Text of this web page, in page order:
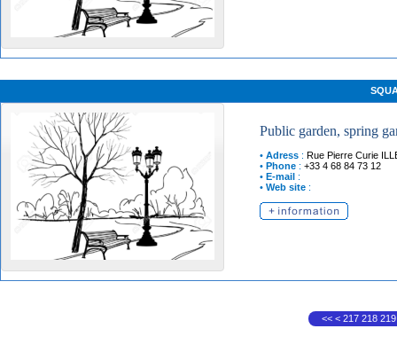
Public garden, spring
• Adress : Rue Pierre Curie
• Phone : +33 4 68 84 73 12
• E-mail :
• Web site :
<< < 217 218 219